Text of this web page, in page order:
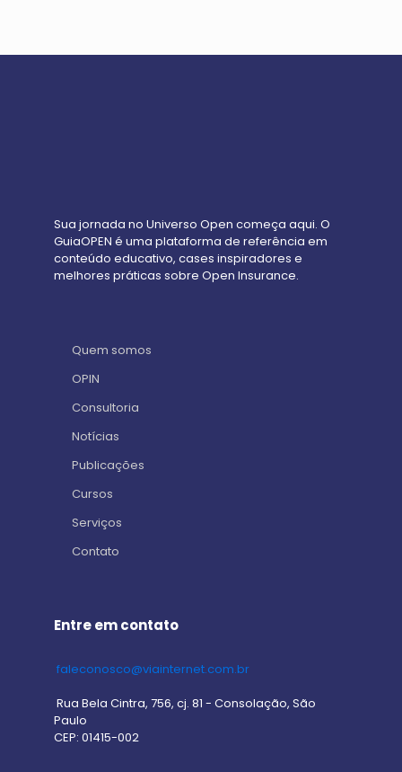
Sua jornada no Universo Open começa aqui. O
GuiaOPEN é uma plataforma de referência em
conteúdo educativo, cases inspiradores e
melhores práticas sobre Open Insurance.
Quem somos
OPIN
Consultoria
Notícias
Publicações
Cursos
Serviços
Contato
Entre em contato
faleconosco@viainternet.com.br
Rua Bela Cintra, 756, cj. 81 - Consolação, São
Paulo
CEP: 01415-002